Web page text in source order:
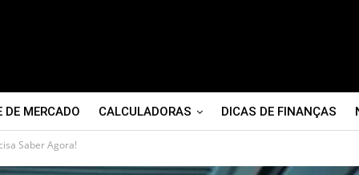
DE MERCADO CALCULADORAS DICAS DE FINANÇAS
Saber Agora!